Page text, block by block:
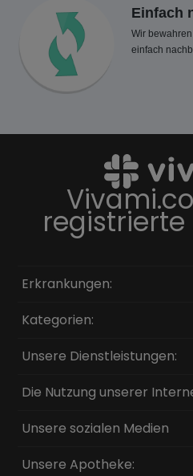
Einfach
Wir
einfach
Erkrankungen:
Kategorien:
Unsere Dienstleistungen:
Die Nutzung unserer
Unsere sozialen Medien
Unsere Apotheke: